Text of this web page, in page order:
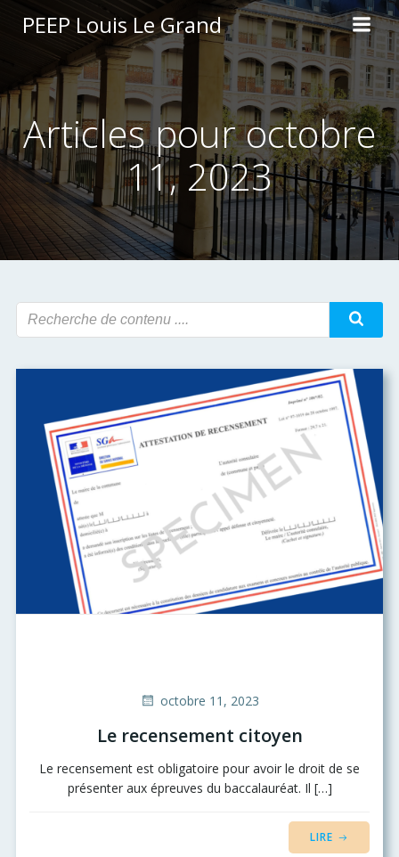
Aller
au
contenu
PEEP Louis Le Grand
Articles pour octobre
11, 2023
octobre 11, 2023
Le recensement citoyen
Le recensement est obligatoire pour avoir le droit de se
présenter aux épreuves du baccalauréat. Il […]
LIRE